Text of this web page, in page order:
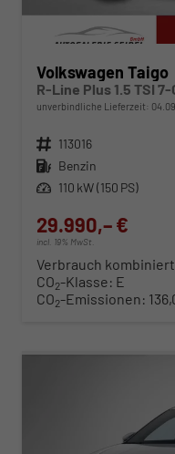
Volkswagen Taigo
R-Line Plus 1.5 TSI 7-
unverbindliche Lieferzeit:
Fahrzeugnr. 113016
Kraftstoff Benzin
Leistung 110 kW (150 PS)
29.990,– €
incl. 19% MwSt.
Verbrauch
CO2-Klasse: E
CO2-Emissionen: